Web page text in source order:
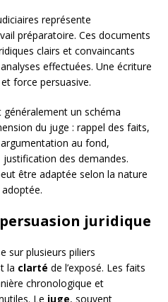
représente
préparatoire. Ces documents
clairs et convaincants
effectuées. Une écriture
force persuasive.
un schéma
du juge : rappel des faits,
au fond,
justification des demandes.
être adaptée selon la nature
juridique
sur plusieurs piliers
la clarté de l’exposé. Les faits
chronologique et
Le juge, souvent